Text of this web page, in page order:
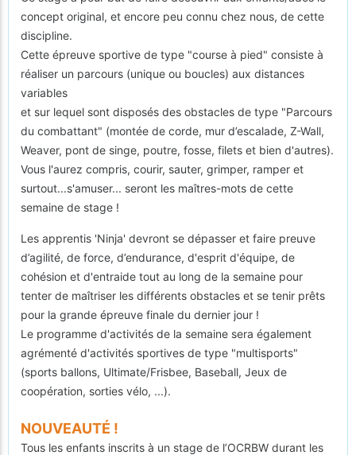
concept original, et encore peu connu chez nous, de cette
discipline.
Cette épreuve sportive de type "course à pied" consiste à
réaliser un parcours (unique ou boucles) aux distances
variables
et sur lequel sont disposés des obstacles de type "Parcours
du combattant" (montée de corde, mur d’escalade, Z-Wall,
Weaver, pont de singe, poutre, fosse, filets et bien d'autres).
Vous l'aurez compris, courir, sauter, grimper, ramper et
surtout...s'amuser... seront les maîtres-mots de cette
semaine de stage !
Les apprentis 'Ninja' devront se dépasser et faire preuve
d’agilité, de force, d’endurance, d'esprit d'équipe, de
cohésion et d'entraide tout au long de la semaine pour
tenter de maîtriser les différents obstacles et se tenir prêts
pour la grande épreuve finale du dernier jour !
Le programme d'activités de la semaine sera également
agrémenté d'activités sportives de type "multisports"
(sports ballons, Ultimate/Frisbee, Baseball, Jeux de
coopération, sorties vélo, ...).
NOUVEAUTÉ !
Tous les enfants inscrits à un stage de l’OCRBW durant les